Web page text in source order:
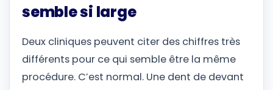
semble si large
Deux cliniques peuvent citer des chiffres très
différents pour ce qui semble être la même
procédure. C’est normal. Une dent de devant